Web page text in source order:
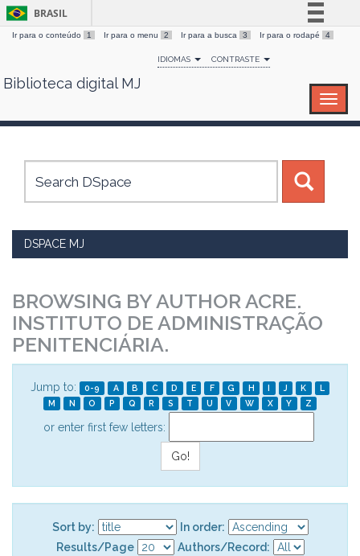
Skip
BRASIL
Simplifique!
Comunica BR
Canais
Ir para o conteúdo 1 Ir para o menu 2 Ir para a busca 3 Ir para o rodapé 4
IDIOMAS CONTRASTE
Biblioteca digital MJ
DSPACE MJ
BROWSING BY AUTHOR ACRE.
INSTITUTO DE ADMINISTRAÇÃO
PENITENCIÁRIA.
Jump to: 0-9 A B C D E F G H I J K
L
M
N O P Q R S T U V W X Y Z
or enter first few letters:
Sort by:
In order:
Results/Page
Authors/Record: